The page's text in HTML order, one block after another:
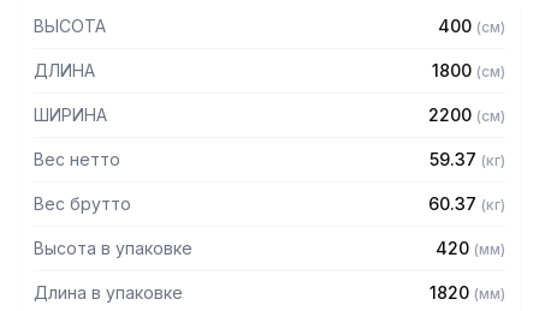
предметах мебели и кухонной утвари. Поэтому это
оборудование формирует микроклимат в помещении и
защищает сотрудников горячего цеха.
— Бескаркасный
0,8мм
— Поставляется в собранном виде
ВЫСОТА 400 (см)
ДЛИНА 1800 (см)
ШИРИНА 2200 (см)
Вес нетто 59.37 (кг)
Вес брутто 60.37 (кг)
Высота в упаковке 420 (мм)
Длина в упаковке 1820 (мм)